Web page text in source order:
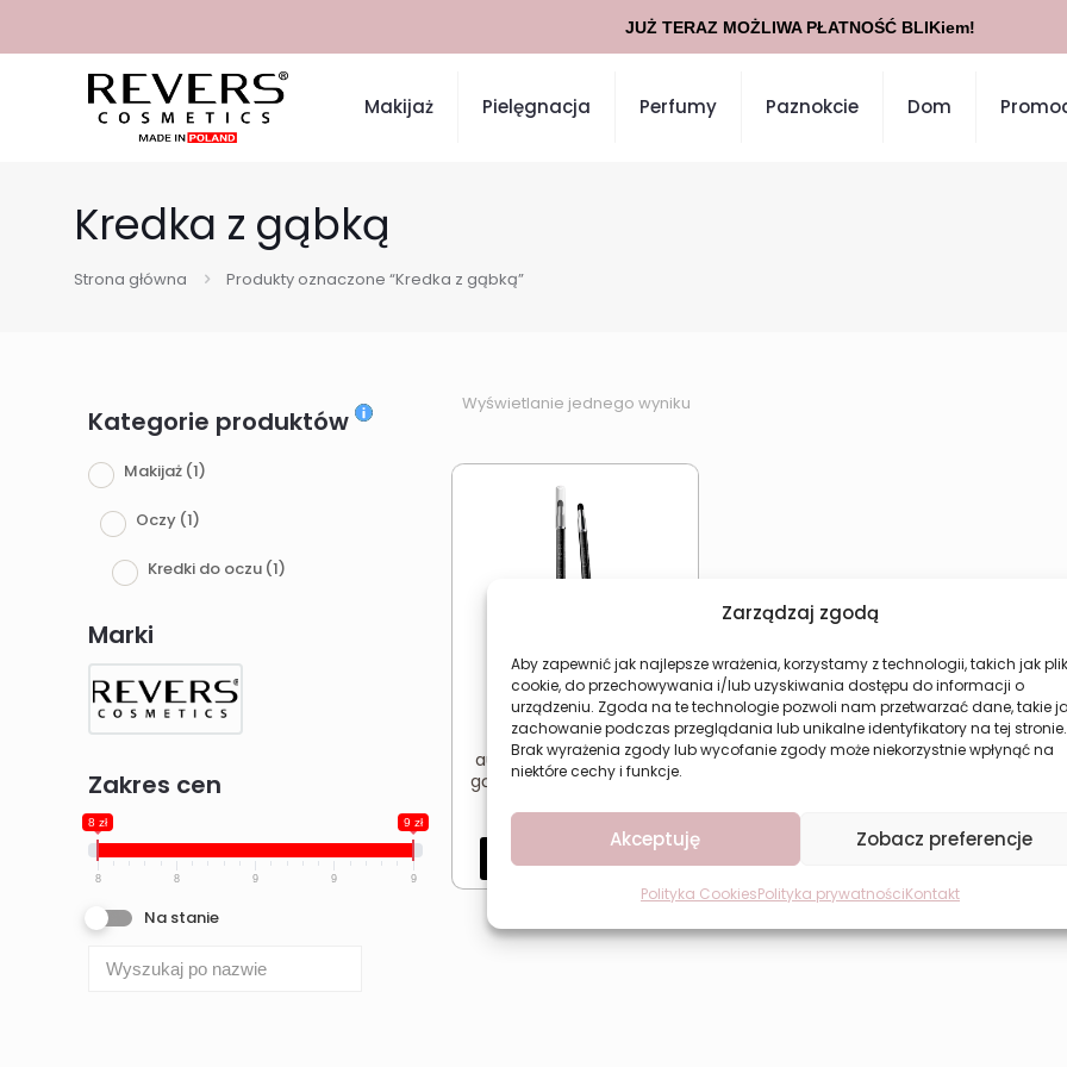
Zarządzaj zgodą
Aby zapewnić jak najlepsze wrażenia, korzystamy z technologii, takich jak
cookie, do przechowywania i/lub uzyskiwania dostępu do informacji o
urządzeniu. Zgoda na te technologie pozwoli nam przetwarzać dane, takie
zachowanie podczas przeglądania lub unikalne identyfikatory na tej stronie.
Brak wyrażenia zgody lub wycofanie zgody może niekorzystnie wpłynąć na
niektóre cechy i funkcje.
Akceptuję Zobacz preferencje
Polityka CookiesPolityka prywatnościKontakt
Makijaż Pielęgnacja Perfumy Paznokcie Dom
Kredka z gąbką
Strona główna Produkty oznaczone “Kredka z gąbką”
Kategorie produktów
Makijaż (1)
Oczy (1)
Kredki do oczu (1)
Marki
Zakres cen
8 zł 9 zł
8 8 9 9 9
Na stanie
Wyświetlanie jednego wyniku
Kredka do oczu
automatyczna czarna z
gąbką Revers Smart Liner
8,24zł
Dodaj do koszyka
JUŻ TERAZ MOŻLIWA PŁATNOŚĆ BLIKiem!